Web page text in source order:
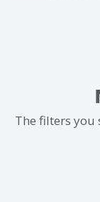
The filters you